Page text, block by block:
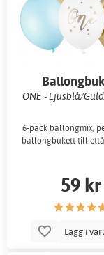
ONE - Ljusblå/
6-pack ballongmix,
ballongbukett till
59 kr
Lägg i